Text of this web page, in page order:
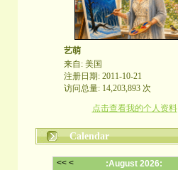
艺萌
来自: 美国
注册日期: 2011-10-21
访问总量: 14,203,893 次
点击查看我的个人资料
Calendar